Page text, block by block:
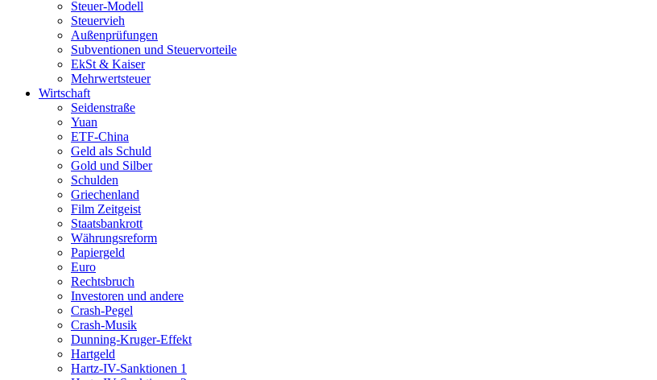
Steuer-Modell
Steuervieh
Außenprüfungen
Subventionen und Steuervorteile
EkSt & Kaiser
Mehrwertsteuer
Wirtschaft
Seidenstraße
Yuan
ETF-China
Geld als Schuld
Gold und Silber
Schulden
Griechenland
Film Zeitgeist
Staatsbankrott
Währungsreform
Papiergeld
Euro
Rechtsbruch
Investoren und andere
Crash-Pegel
Crash-Musik
Dunning-Kruger-Effekt
Hartgeld
Hartz-IV-Sanktionen 1